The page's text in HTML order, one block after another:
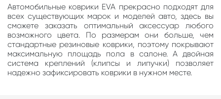
Автомобильные коврики EVA прекрасно подходят для
всех существующих марок и моделей авто, здесь вы
сможете заказать оптимальный аксессуар любого
возможного цвета. По размерам они больше, чем
стандартные резиновые коврики, поэтому покрывают
максимальную площадь пола в салоне. А двойная
система креплений (клипсы и липучки) позволяет
надежно зафиксировать коврики в нужном месте.